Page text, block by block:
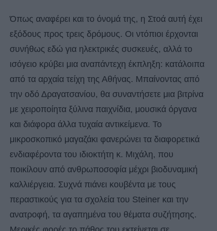
Όπως αναφέρει και το όνομά της, η Στοά αυτή έχει
εξόδους προς τρεις δρόμους. Οι ντόπιοι έρχονται
συνήθως εδώ για ηλεκτρικές συσκευές, αλλά το
ισόγειο κρύβει μια αναπάντεχη έκπληξη: κατάλοιπα
από τα αρχαία τείχη της Αθήνας. Μπαίνοντας από
την οδό Δραγατσανίου, θα συναντήσετε μια βιτρίνα
με χειροποίητα ξύλινα παιχνίδια, μουσικά όργανα
και διάφορα άλλα τυχαία αντικείμενα. Το
μικροσκοπικό μαγαζάκι φανερώνει τα διαφορετικά
ενδιαφέροντα του ιδιοκτήτη κ. Μιχάλη, που
ποικίλουν από ανθρωποσοφία μέχρι βιοδυναμική
καλλιέργεια. Συχνά πιάνει κουβέντα με τους
περαστικούς για τα σχολεία του Steiner και την
ανατροφή, τα αγαπημένα του θέματα συζήτησης.